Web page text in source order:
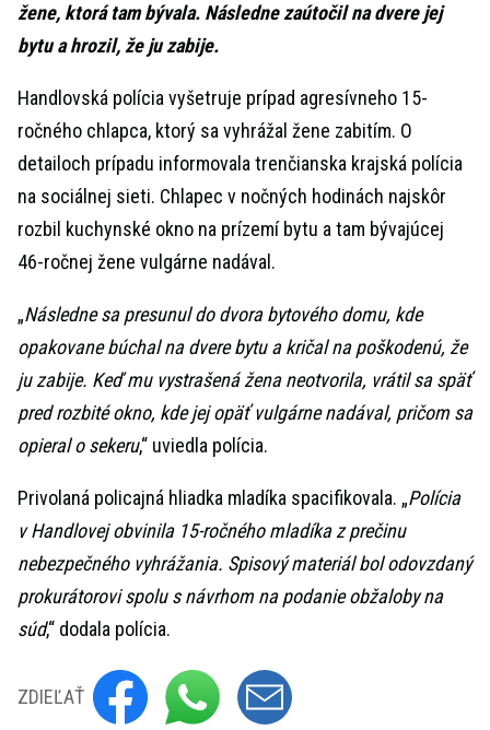
žene, ktorá tam bývala. Následne zaútočil na dvere jej
bytu a hrozil, že ju zabije.
Handlovská polícia vyšetruje prípad agresívneho 15-
ročného chlapca, ktorý sa vyhrážal žene zabitím. O
detailoch prípadu informovala trenčianska krajská polícia
na sociálnej sieti. Chlapec v nočných hodinách najskôr
rozbil kuchynské okno na prízemí bytu a tam bývajúcej
46-ročnej žene vulgárne nadával.
„Následne sa presunul do dvora bytového domu, kde
opakovane búchal na dvere bytu a kričal na poškodenú, že
ju zabije. Keď mu vystrašená žena neotvorila, vrátil sa späť
pred rozbité okno, kde jej opäť vulgárne nadával, pričom sa
opieral o sekeru,“ uviedla polícia.
Privolaná policajná hliadka mladíka spacifikovala. „Polícia
v Handlovej obvinila 15-ročného mladíka z prečinu
nebezpečného vyhrážania. Spisový materiál bol odovzdaný
prokurátorovi spolu s návrhom na podanie obžaloby na
súd,“ dodala polícia.
ZDIEĽAŤ